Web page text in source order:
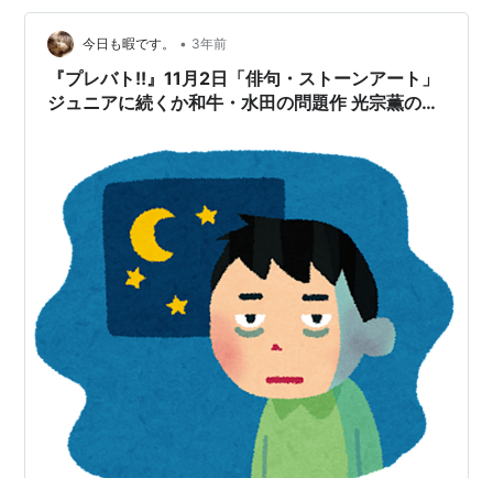
今日も暇です。 • 3年前
『プレバト!!』11月2日「俳句・ストーンアート」
ジュニアに続くか和牛・水田の問題作 光宗薫の世